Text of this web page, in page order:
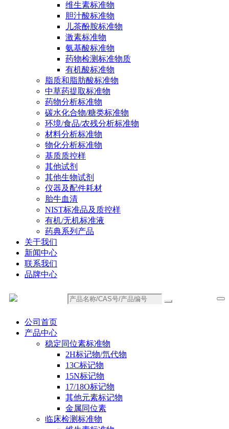
维生素标准物
胆汁酸标准物
儿茶酚胺标准物
激素标准物
氨基酸标准物
药物检测标准物质
有机酸标准物
脂质和脂肪酸标准物
中草药提取标准物
药物分析标准物
碳水化合物/糖类标准物
环境/食品/农残分析标准物
材料分析标准物
物化分析标准物
基质质控样
其他试剂
其他生物试剂
仪器及配件耗材
胎牛血清
NIST标准品及质控样
有机/无机标准液
药典系列产品
关于我们
新闻中心
联系我们
品牌中心
公司首页
产品中心
稳定同位素标准物
2H标记物/氘代物
13C标记物
15N标记物
17/18O标记物
其他元素标记物
金属同位素
临床检测标准物